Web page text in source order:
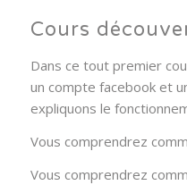
Cours
Dans ce tout premier
un compte facebook et
expliquons le
Vous comprendrez
Vous comprendrez